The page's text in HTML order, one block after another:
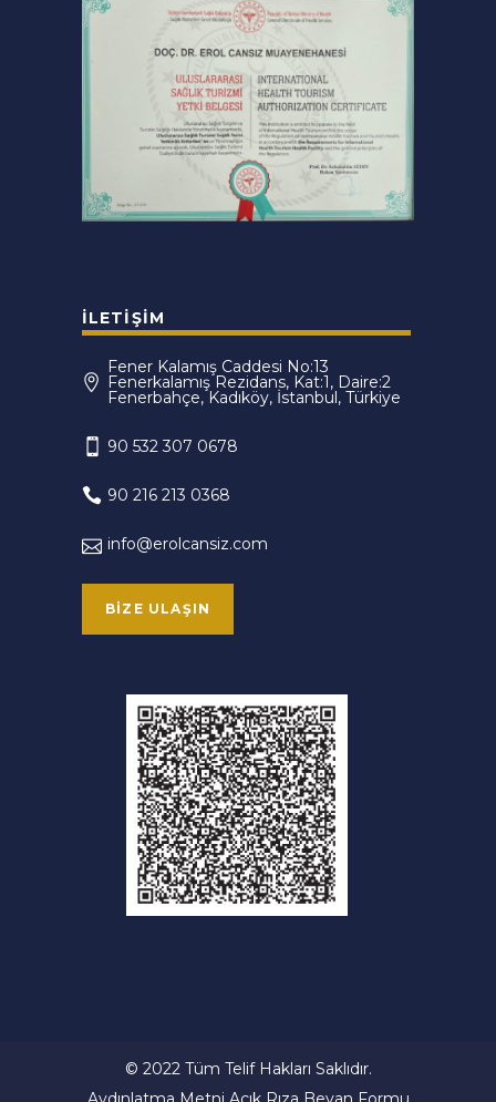
İLETIŞIM
Fener Kalamış Caddesi No:13
Fenerkalamış Rezidans, Kat:1, Daire:2
Fenerbahçe, Kadıköy, İstanbul, Türkiye
90 532 307 0678
90 216 213 0368
info@erolcansiz.com
BIZE ULAŞIN
© 2022 Tüm Telif Hakları Saklıdır.